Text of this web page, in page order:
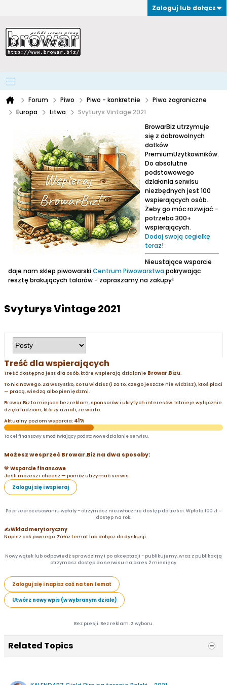
Zaloguj lub dołącz
Forum Piwo Piwo - konkretnie
Piwa zagraniczne
Europa
Litwa
Svyturys Vintage 2021
BrowarBiz utrzymuje
się z dobrowolnych
datków
PremiumUżytkowników.
Do absolutne
podstawowego
działania serwisu
niezbędnych jest 100
wspierających osób.
Żeby go móc rozwijać -
potrzeba 300+
wspierających.
Dodaj swoją cegiełkę
teraz!
Nieustające wsparcie
daje nam sklep piwowarskiCentrum Piwowarstwapokrywając
resztę brakujących talarów - zapraszamy na zakupy!
Svyturys Vintage 2021
Treść dla wspierających
Treść dostępna jest dla osób, które wspierają działanie Browar.Bizu.
To nic nowego. Za wszystko, co tu widzisz (i za to, czego jeszcze nie widzisz), ktoś płaci
— pracą, wiedzą albo pieniędzmi.
Browar.Biz to miejsce bez reklam, sponsorów i ukrytych interesów. Istnieje wyłącznie
dzięki ludziom, którzy uznali, że warto.
Aktualny poziom wsparcia: 41%
To cel finansowy umożliwiający podstawowe działanie serwisu.
Możesz wesprzeć Browar.Biz na dwa sposoby:
💛 Wsparcie finansowe
Jeśli możesz i chcesz — pomóż utrzymać serwis.
Zaloguj się i wspieraj
Po przeprocesowaniu wpłaty - otrzymasz niezwłocznie dostęp do treści. Wpłata 100 zł =
dostęp na rok.
✍️ Wkład merytoryczny
Napisz coś piwnego. Załóż temat lub dołącz do dyskusji.
Nowy wątek lub odpowiedź sprawdzimy i po akceptacji - publikujemy, wraz z publikacją
otrzymasz dostęp do serwisu na okres 2 miesięcy.
Zaloguj się i napisz coś na ten temat
Utwórz nowy wpis (w wybranym dziale)
Bez presji. Bez reklam. Z wyboru.
Related Topics